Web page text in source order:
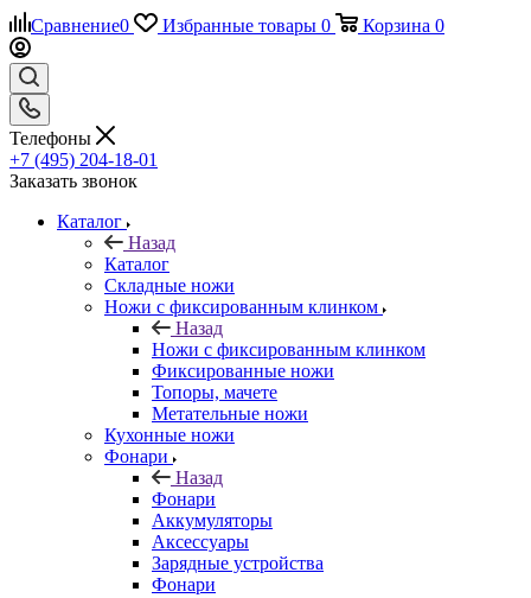
Сравнение0 Избранные товары 0 Корзина 0
Телефоны
+7 (495) 204-18-01
Заказать звонок
Каталог
Назад
Каталог
Складные ножи
Ножи с фиксированным клинком
Назад
Ножи с фиксированным клинком
Фиксированные ножи
Топоры, мачете
Метательные ножи
Кухонные ножи
Фонари
Назад
Фонари
Аккумуляторы
Аксессуары
Зарядные устройства
Фонари